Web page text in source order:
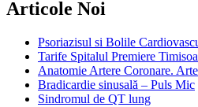
Articole Noi
Psoriazisul si Bolile
Tarife Spitalul Premiere
Anatomie Artere Coronare.
Bradicardie sinusală – Puls Mic
Sindromul de QT lung